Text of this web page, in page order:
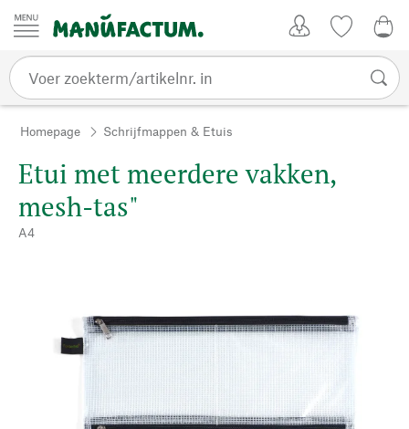
Passer au contenu
Homepage Schrijfmappen & Etuis
Etui met meerdere vakken,
mesh-tas"
A4